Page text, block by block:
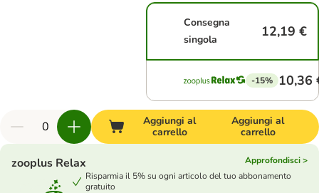
Consegna
singola
12,19 €
-15% 10,36
Aggiungi al
carrello
Aggiungi al
carrello
zooplus Relax
Approfondisci >
Risparmia il 5% su ogni articolo del tuo abbonamento
gratuito